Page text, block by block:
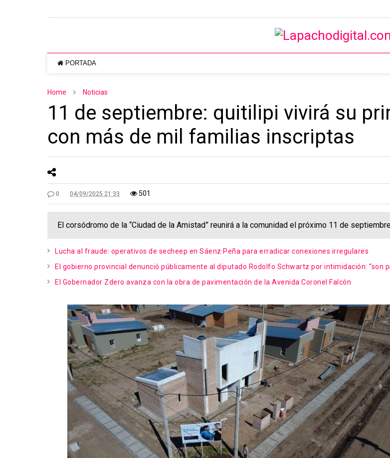
PORTADA
Home Noticias
11 de septiembre: quitilipi vivirá su
con más de mil familias inscriptas
0 04/09/2025 21:33 501
El corsódromo de la “Ciudad de la Amistad” reunirá a la comunidad el próximo 11 de
Lucha al fraude: operativos de secheep en Sáenz Peña para erradicar conexiones irregulares
El gobierno provincial denunció públicamente al diputado Rodolfo Schwartz por intimidación: “son
El Gobernador Zdero avanza con la obra de pavimentación de la Avenida Coronel Falcón